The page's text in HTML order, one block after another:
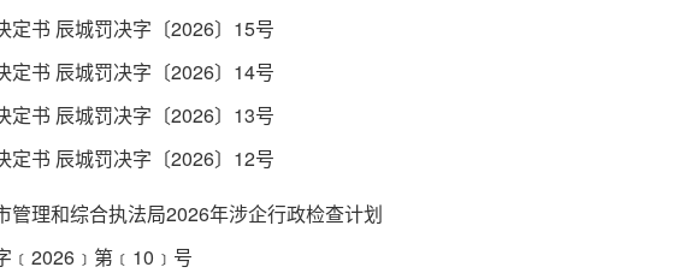
定书 辰城罚决字〔2026〕15号
定书 辰城罚决字〔2026〕14号
定书 辰城罚决字〔2026〕13号
定书 辰城罚决字〔2026〕12号
管理和综合执法局2026年涉企行政检查计划
﹝2026﹞第﹝10﹞号